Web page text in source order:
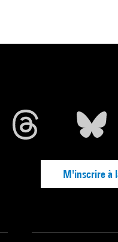
M'inscrire à